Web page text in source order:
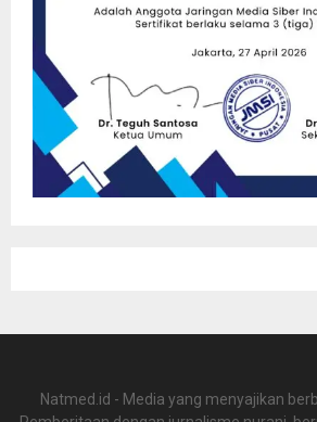
Natmed.id - Media yang menyajikan